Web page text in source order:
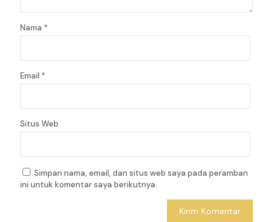
Nama *
Email *
Situs Web
Simpan nama, email, dan situs web saya pada peramban
ini untuk komentar saya berikutnya.